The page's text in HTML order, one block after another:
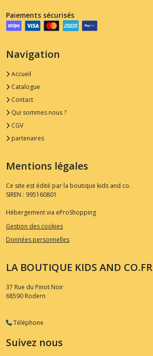
Paiements sécurisés
Navigation
Accueil
Catalogue
Contact
Qui sommes nous ?
CGV
partenaires
Mentions légales
Ce site est édité par la boutique kids and co.
SIREN : 995160801
Hébergement via eProShopping
Gestion des cookies
Données personnelles
LA BOUTIQUE KIDS AND CO.FR
37 Rue du Pinot Noir
68590 Rodern
Téléphone
Suivez nous